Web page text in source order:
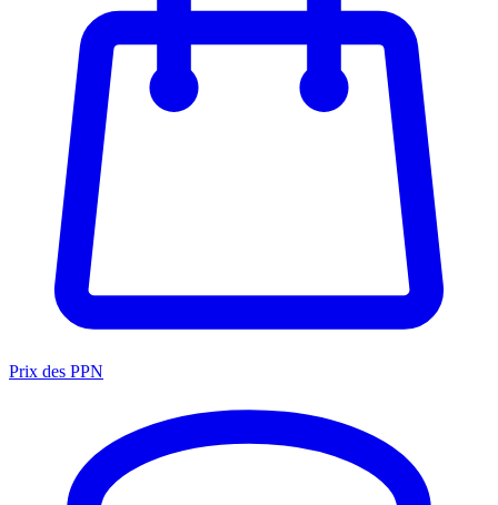
Prix des PPN